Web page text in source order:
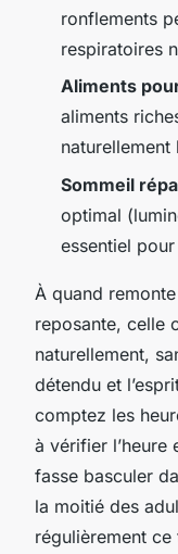
ronflements
respiratoires
Aliments
aliments
Sommeil
optimal
essentiel
À quand
reposante, celle
naturellement,
détendu et
comptez les
à vérifier l’heure
fasse basculer
la moitié des
régulièrement